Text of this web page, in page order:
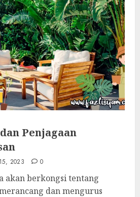
Penjagaan
2023 0
akan berkongsi tentang
dan mengurus